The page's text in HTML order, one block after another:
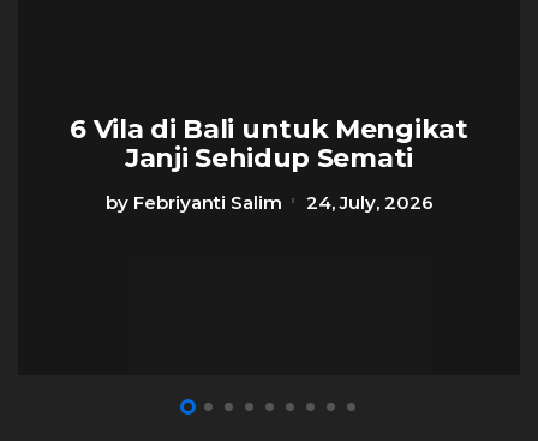
6 Vila di Bali untuk Mengikat
Janji Sehidup Semati
by Febriyanti Salim 24, July, 2026